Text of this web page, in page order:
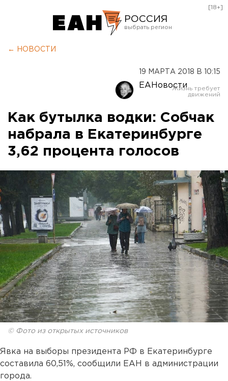
РОССИЯ
Оренбург
[18+]
← НОВОСТИ
19 МАРТА 2018 В 10:15
ЕАНовости
Как бутылка водки: Собчак
набрала в Екатеринбурге
3,62 процента голосов
© Фото из открытых источников
Явка на выборы президента РФ в Екатеринбурге
составила 60,51%, сообщили ЕАН в администрации
города.